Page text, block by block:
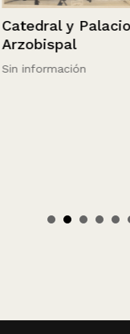
Catedral y Palacio
Arzobispal
Sin información